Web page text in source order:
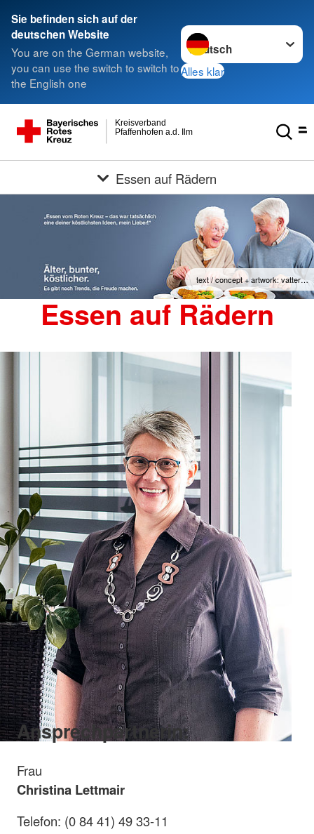
Sie befinden sich auf der
deutschen Website
You are on the German website,
you can use the switch to switch to
the English one
Sprache wechseln zu
Alles klar
Pfaffenhofen a.d. Ilm
Kreisverband
Essen auf Rädern
text / concept + artwork: vatter…
Essen auf Rädern
Ansprechpartnerin:
Frau
Christina Lettmair
Telefon: (0 84 41) 49 33-11